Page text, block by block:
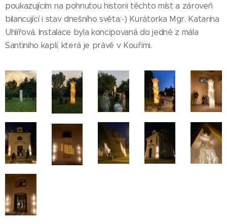
poukazujícím na pohnutou historii těchto míst a zároveň
bilancující i stav dnešního světa:-) Kurátorka Mgr. Katarína
Uhlířová. Instalace byla koncipovaná do jedné z mála
Santiniho kaplí, která je právě v Kouřimi.